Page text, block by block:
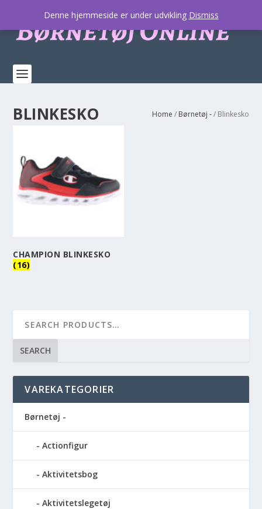
BLINKESKO Home / Børnetøj -/ Blinkesko
CHAMPION BLINKESKO
(16)
SEARCH
VAREKATEGORIER
Børnetøj -
Actionfigur
Aktivitetsbog
Aktivitetslegetøj
Denne hjemmeside er under udvikling Dismiss